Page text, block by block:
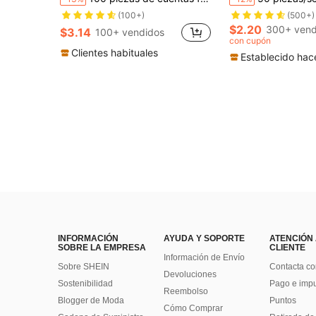
(100+)
$3.14 100+ vendidos
Clientes habituales
(500+)
#4 Más vendidos
(500+)
#4 Más vendidos
(500+)
#4 Más vendidos
$2.20 300+
con cupón
Establecido
INFORMACIÓN
SOBRE LA EMPRESA
Sobre SHEIN
Sostenibilidad
Blogger de Moda
AYUDA Y SOPORTE
Información de Envío
Devoluciones
Reembolso
Cómo Comprar
ATENCIÓN
CLIENTE
Contacta
Pago e
Puntos